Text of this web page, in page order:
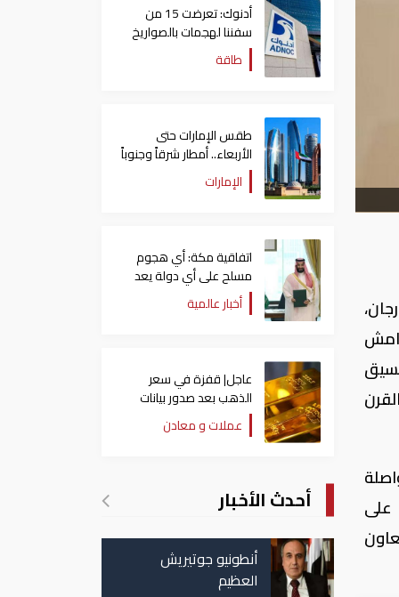
على
أدنوك: تعرضت 15 من
سفننا لهجمات بالصواريخ
والطائرات المسيّرة منذ
بداية النزاع
طاقة
طقس الإمارات حتى
الأربعاء.. أمطار شرقاً وجنوباً
وانخفاض تدريجي للحرارة
الإمارات
اتفاقية مكة: أي هجوم
مسلح على أي دولة يعد
هجوما على الدول الثلاث
جميعا
أخبار عالمية
عاجل| قفزة في سعر
الذهب بعد صدور بيانات
الوظائف الأمريكية
عملات و معادن
أحدث الأخبار
أنطونيو جوتيريش
العظيم